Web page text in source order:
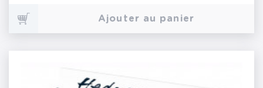
Ajouter au panier